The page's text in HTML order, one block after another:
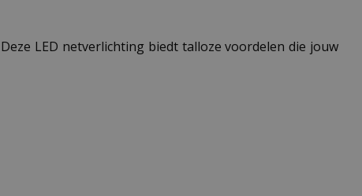
LED netverlichting biedt talloze voordelen die jouw